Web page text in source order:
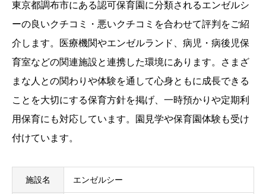
東京都調布市にある認可保育園に分類されるエンゼルシ
ーの良いクチコミ・悪いクチコミを合わせて評判をご紹
介します。医療機関やエンゼルランド、病児・病後児保
育室などの関連施設と連携した環境にあります。さまざ
まな人との関わりや体験を通して心身ともに成長できる
ことを大切にする保育方針を掲げ、一時預かりや定期利
用保育にも対応しています。園見学や保育園体験も受け
付けています。
施設名 エンゼルシー